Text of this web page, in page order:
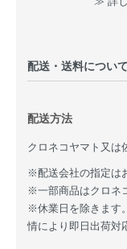
配送・送料について
配送方法
クロネコヤマト又は
※配送会社の指定は
※一部商品はクロネ
※休業日を除きます
情により即日出荷対